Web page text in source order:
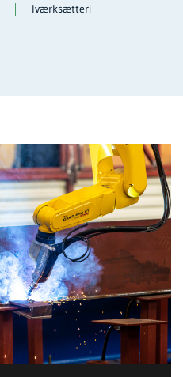
Iværksætteri